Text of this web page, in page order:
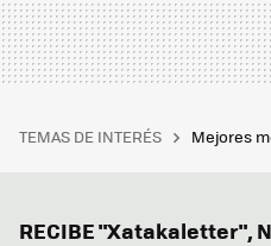
TEMAS DE INTERÉS Mejores
RECIBE "Xatakaletter",